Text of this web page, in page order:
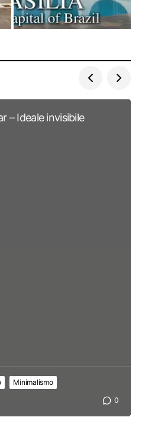
– Ideale invisibile
Minimalismo
0